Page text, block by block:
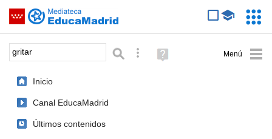
Saltar navegación
Palabra o frase: Búsqueda avanzada
Ayuda
(en
Inicio
Canal EducaMadrid
Últimos contenidos